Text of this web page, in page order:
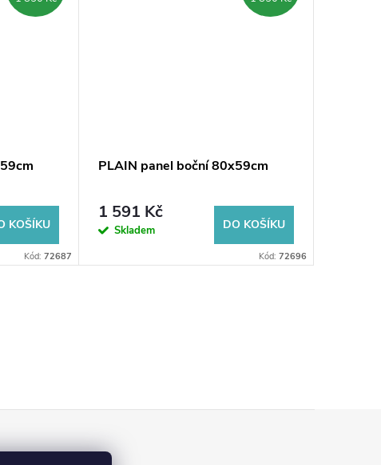
KOŠÍKU
Kód: 72687
PLAIN panel boční 80x59cm
1 591 Kč
Skladem DO KOŠÍKU
Kód: 72696